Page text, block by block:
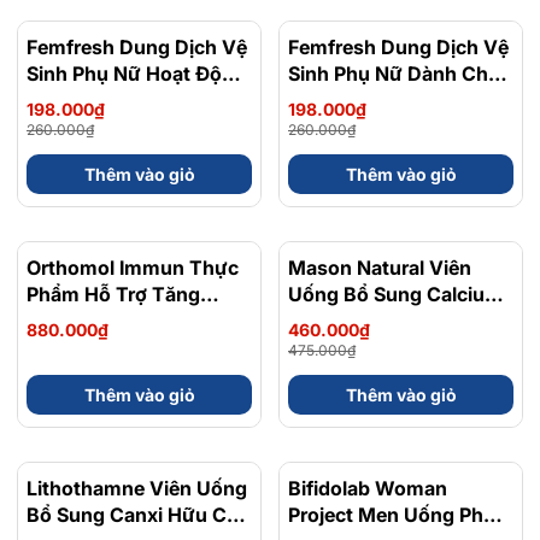
- 24%
Femfresh Dung Dịch Vệ
Sinh Phụ Nữ Hoạt Động
Nhiều Mồ Hôi Active
Fresh Wash 250ml
198.000₫
260.000₫
Thêm vào giỏ
- 24%
Femfresh Dung Dịch Vệ
Sinh Phụ Nữ Dành Cho
Da Nhạy Cảm 0%
Sensitive Intimate Wash
250ml
198.000₫
260.000₫
Thêm vào giỏ
Orthomol Immun Thực
Phẩm Hỗ Trợ Tăng
Cường Hệ Miễn Dịch 7
Lọ Và 2 Viên
880.000₫
Thêm vào giỏ
- 3%
Mason Natural Viên
Uống Bổ Sung Calcium
Citrate + D3 Hộp 60
viên - Chính Ngạch Mỹ
460.000₫
475.000₫
Thêm vào giỏ
- 9%
Lithothamne Viên Uống
Bổ Sung Canxi Hữu Cơ
Bifidolab Woman
Project Men Uống Phụ